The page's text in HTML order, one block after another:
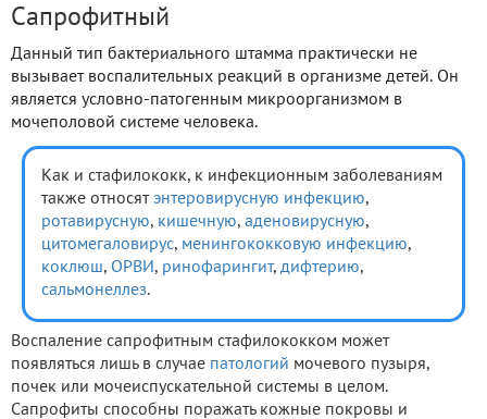
Сапрофитный
Данный тип бактериального штамма практически не
вызывает воспалительных реакций в организме детей. Он
является условно-патогенным микроорганизмом в
мочеполовой системе человека.
Как и стафилококк, к инфекционным заболеваниям
также относят энтеровирусную инфекцию,
ротавирусную, кишечную, аденовирусную,
цитомегаловирус, менингококковую инфекцию,
коклюш, ОРВИ , ринофарингит, дифтерию,
сальмонеллез.
Воспаление сапрофитным стафилококком может
появляться лишь в случае патологий мочевого пузыря,
почек или мочеиспускательной системы в целом.
Сапрофиты способны поражать кожные покровы и